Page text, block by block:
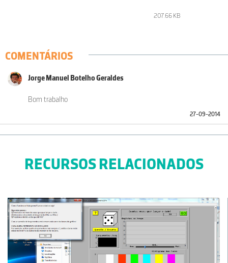
207.66 KB
COMENTÁRIOS
Jorge Manuel Botelho Geraldes
Bom trabalho
27-09-2014
RECURSOS RELACIONADOS